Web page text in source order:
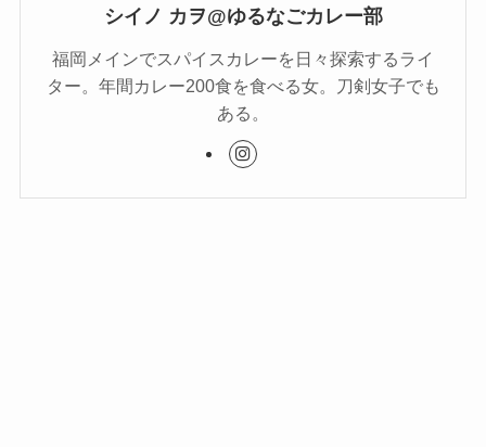
シイノ カヲ@ゆるなごカレー部
福岡メインでスパイスカレーを日々探索するライ
ター。年間カレー200食を食べる女。刀剣女子でも
ある。